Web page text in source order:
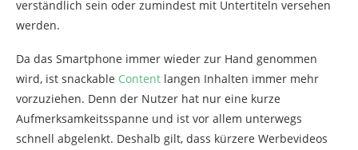
verständlich sein oder zumindest mit Untertiteln versehen
werden.
Da das Smartphone immer wieder zur Hand genommen
wird, ist snackable Content langen Inhalten immer mehr
vorzuziehen. Denn der Nutzer hat nur eine kurze
Aufmerksamkeitsspanne und ist vor allem unterwegs
schnell abgelenkt. Deshalb gilt, dass kürzere Werbevideos